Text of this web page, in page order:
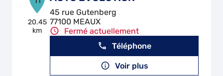
20.45
km
45 rue Gutenberg
77100 MEAUX
Fermé actuellement
Téléphone
Voir plus